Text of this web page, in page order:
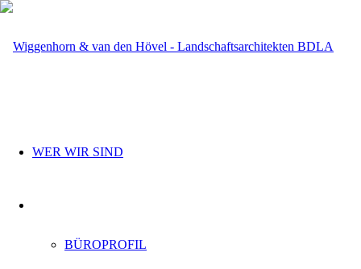
WER WIR SIND
BÜROPROFIL